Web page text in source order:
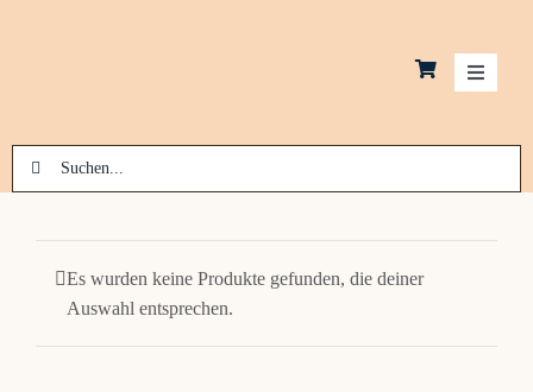
Toggle
Kekse
Suche
nach:
Es wurden keine Produkte gefunden, die deiner
Auswahl entsprechen.